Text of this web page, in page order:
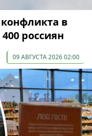
в
россиян
09 АВГУСТА 2026 02:00